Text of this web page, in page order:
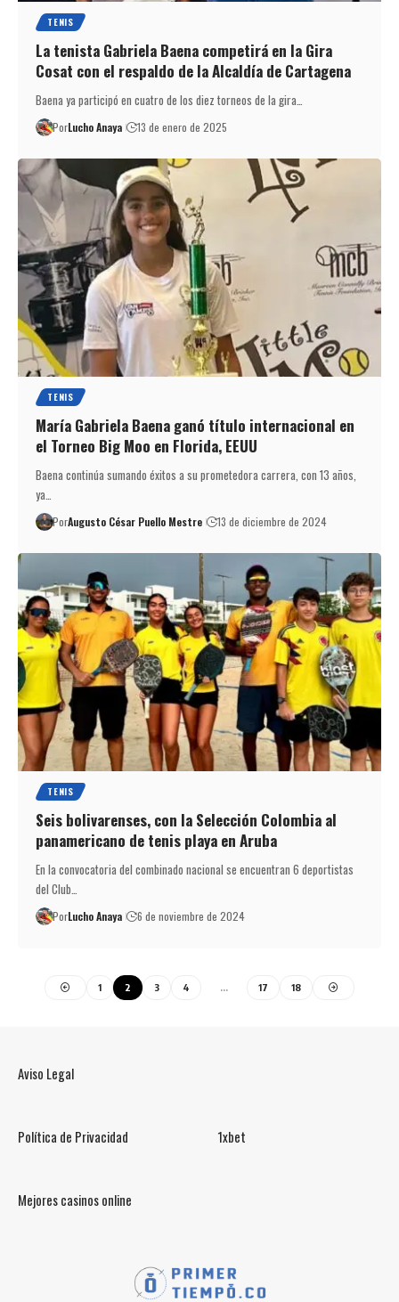
TENIS
La tenista Gabriela Baena competirá en la Gira
Cosat con el respaldo de la Alcaldía de Cartagena
Baena ya participó en cuatro de los diez torneos de la gira…
PorLucho Anaya 13 de enero de 2025
TENIS
María Gabriela Baena ganó título internacional en
el Torneo Big Moo en Florida, EEUU
Baena continúa sumando éxitos a su prometedora carrera, con 13 años,
ya…
PorAugusto César Puello Mestre 13 de diciembre de 2024
TENIS
Seis bolivarenses, con la Selección Colombia al
panamericano de tenis playa en Aruba
En la convocatoria del combinado nacional se encuentran 6 deportistas
del Club…
PorLucho Anaya 6 de noviembre de 2024
1 2 3 4 … 17 18
Aviso Legal
Política de Privacidad 1xbet
Mejores casinos online